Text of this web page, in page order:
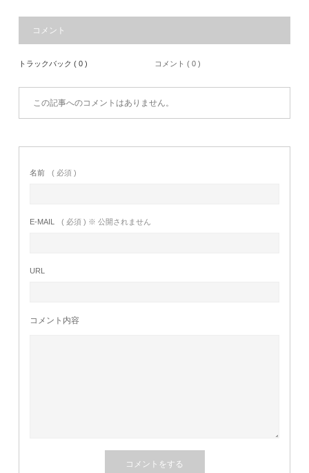
コメント
トラックバック ( 0 ) コメント ( 0 )
この記事へのコメントはありません。
名前 ( 必須 )
E-MAIL ( 必須 ) ※ 公開されません
URL
コメント内容